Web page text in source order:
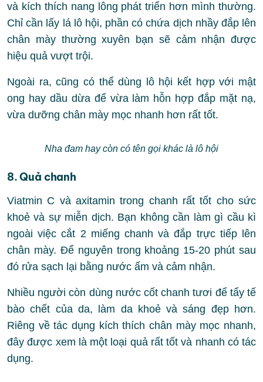
và kích thích nang lông phát triển hơn mình thường.
Chỉ cần lấy lá lô hội, phần có chứa dịch nhầy đắp lên
chân mày thường xuyên bạn sẽ cảm nhận được
hiệu quả vượt trội.
Ngoài ra, cũng có thể dùng lô hội kết hợp với mật
ong hay dầu dừa để vừa làm hỗn hợp đắp mặt nạ,
vừa dưỡng chân mày mọc nhanh hơn rất tốt.
Nha đam hay còn có tên gọi khác là lô hội
8. Quả chanh
Viatmin C và axitamin trong chanh rất tốt cho sức
khoẻ và sự miễn dịch. Bạn không cần làm gì cầu kì
ngoài việc cắt 2 miếng chanh và đắp trực tiếp lên
chân mày. Để nguyên trong khoảng 15-20 phút sau
đó rửa sạch lại bằng nước ấm và cảm nhận.
Nhiều người còn dùng nước cốt chanh tươi để tẩy tế
bào chết của da, làm da khoẻ và sáng đẹp hơn.
Riêng về tác dụng kích thích chân mày mọc nhanh,
đây được xem là một loại quả rất tốt và nhanh có tác
dụng.